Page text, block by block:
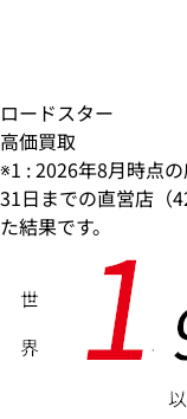
ロードスター
高価買取
※1 : 2026年8月時点
31日までの直営店（
た結果です。
世
界 1